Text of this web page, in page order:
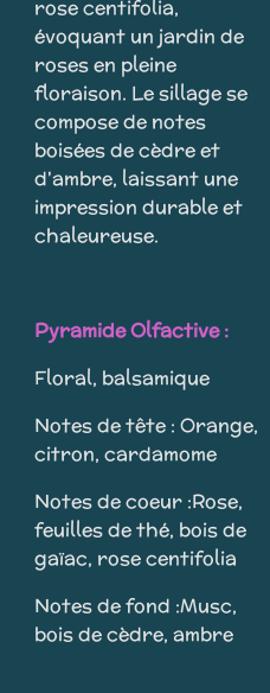
rose centifolia,
évoquant un jardin de
roses en pleine
floraison. Le sillage se
compose de notes
boisées de cèdre et
d'ambre, laissant une
impression durable et
chaleureuse.
Pyramide Olfactive :
Floral, balsamique
Notes de tête : Orange,
citron, cardamome
Notes de coeur :Rose,
feuilles de thé, bois de
gaïac, rose centifolia
Notes de fond :Musc,
bois de cèdre, ambre